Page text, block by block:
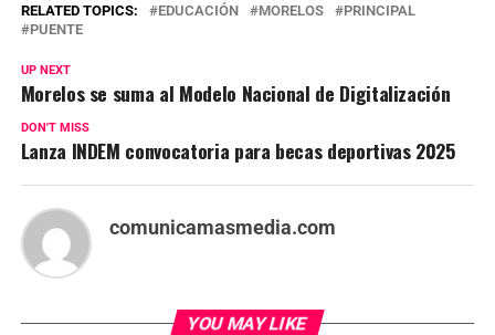
RELATED TOPICS: EDUCACIÓN MORELOS
PRINCIPAL
PUENTE
UP NEXT
Morelos se suma al Modelo Nacional de Digitalización
DON'T MISS
Lanza INDEM convocatoria para becas deportivas 2025
comunicamasmedia.com
YOU MAY LIKE